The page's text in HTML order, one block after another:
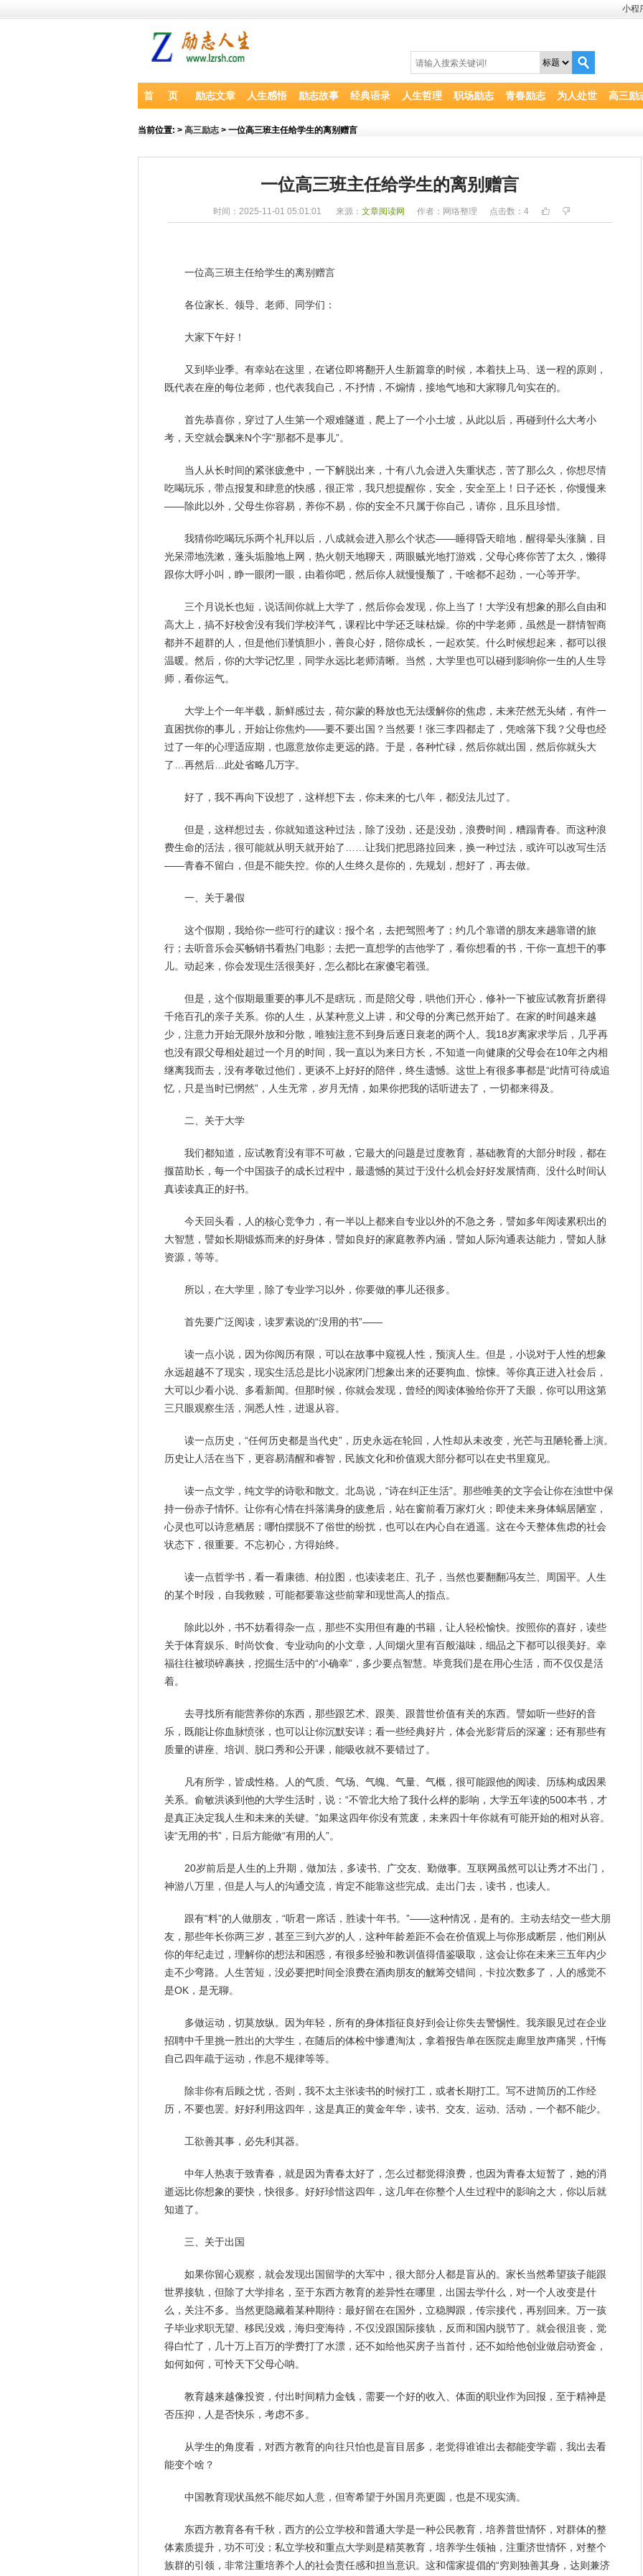
小程
首 页 励志文章 人生感悟 励志故事 经典语录 人生哲理 职场励志 青春励志 为人处世 高三励
当前位置: > 高三励志> 一位高三班主任给学生的离别赠言
一位高三班主任给学生的离别赠言
时间：2025-11-01 05:01:01 来源： 文章阅读网 作者：网络整理 点击数： 4
一位高三班主任给学生的离别 赠言
各位家长、 领导 老师 、同学们：
大家下午好！
又到毕业季。有幸站在这里，在诸位即将翻开人生新篇章的时候，本着扶上马、送一程的原则，
既代表在座的每位老师，也代表我自己，不抒情，不煽情，接地气地和大家聊几句实在的。
首先恭喜你，穿过了人生第一个艰难隧道，爬上了一个小土坡，从此以后，再碰到什么大考小
考，天空就会飘来N个字“那都不是事儿”。
当人从长时间的紧张疲惫中，一下解脱出来，十有八九会进入失重状态，苦了那么久，你想尽情
吃喝玩乐，带点报复和肆意的快感，很正常，我只想提醒你，安全，安全至上！日子还长，你慢慢来
——除此以外， 父母生你容易，养你不易，你的安全不只属于你自己，请你，且乐且 珍惜。
我猜你吃喝玩乐两个礼拜以后，八成就会进入那么个状态——睡得昏天暗地，醒得晕头涨脑，目
光呆滞地洗漱，蓬头垢脸地上网，热火朝天地聊天，两眼贼光地打游戏，父母心疼你苦了太久，懒得
跟你大呼小叫，睁一眼闭一眼，由着你吧，然后你人就慢慢颓了，干啥都不起劲，一心等开学。
三个月说长也短，说话间你就上大学了，然后你会发现，你上当了！大学没有想象的那么自由和
高大上，搞不好校舍没有我们学校洋气，课程比中学还乏味枯燥。你的中学老师，虽然是一群情智商
都并不超群的人，但是他们谨慎胆小， 善良心好，陪你成长，一起欢笑。什么时候想起来，都可以很
温暖。然后，你的大学记忆里，同学永远比老师清晰。当然，大学里也可以碰到影响你一生的人生导
师，看你运气。
大学上个一年半载，新鲜感过去，荷尔蒙的释放也无法缓解你的焦虑，未来茫然无头绪，有件一
直困扰你的事儿，开始让你焦灼——要不要出国？当然要！张三李四都走了，凭啥落下我？父母也经
过了一年的心理适应期，也愿意放你走更远的路。于是，各种忙碌，然后你就出国，然后你就头大
了…再然后…此处省略几万字。
好了，我不再向下设想了，这样想下去，你未来的七八年，都没法儿过了。
但是，这样想过去，你就知道这种过法，除了没劲，还是没劲，浪费时间，糟蹋青春。而这种浪
费生命的活法，很可能就从明天就开始了……让我们把思路拉回来，换一种过法，或许可以改写生活
——青春不留白，但是不能失控。你的人生终久是你的，先规划 ，想好了，再去做。
一、关于暑假
这个假期，我给你一些可行的建议：报个名，去把驾照考了；约几个靠谱的朋友来趟靠谱的旅
行；去听音乐会买畅销书看热门电影；去把一直想学的吉他学了，看你想看的书，干你一直想干的事
儿。动起来，你会发现生活很美好，怎么都比在家傻宅着强。
但是，这个假期最重要的事儿不是瞎玩，而是陪父母，哄他们开心 ，修补一下被应试教育折磨得
千疮百孔的亲子关系。你的人生，从某种意义上讲，和父母的分离已然开始了。在家的时间越来越
少，注意力开始无限外放和分散，唯独注意不到身后逐日衰老的两个人。我18岁离家求学后，几乎再
也没有跟父母相处超过一个月的时间，我一直以为来日方长，不知道一向健康的父母会在10年之内相
继离我而去，没有孝敬过他们，更谈不上好好的陪伴 ，终生遗憾。这世上有很多事都是“此情可待成追
忆，只是当时已惘然”，人生无常， 岁月无情 ，如果你把我的话听进去了，一切都来得及。
二、关于大学
我们都知道，应试教育没有罪不可赦，它最大的问题是过度教育，基础教育的大部分时段，都在
揠苗助长，每一个中国孩子的成长过程中，最遗憾的莫过于没什么机会好好发展情商 、没什么时间认
真读读真正的好书。
今天回头看，人的核心竞争力，有一半以上都来自专业以外的不急之务，譬如多年阅读累积出的
大智慧 ，譬如长期锻炼而来的好身体，譬如良好的家庭教养内涵，譬如人际沟通表达能力，譬如人脉
资源，等等。
所以，在大学里，除了专业学习 以外，你要做的事儿还很多。
首先要广泛阅读，读罗素说的“没用的书”——
读一点小说，因为你阅历有限，可以在故事中窥视人性，预演人生。但是，小说对于人性的想象
永远超越不了现实，现实生活总是比小说家闭门想象出来的还要狗血、惊悚。等你真正进入社会后，
大可以少看小说、多看新闻。但那时候，你就会发现， 曾经的阅读体验给你开了天眼，你可以用这第
三只眼观察生活，洞悉人性，进退从容。
读一点历史，“任何历史都是当代史”，历史永远在轮回，人性却从未改变，光芒与丑陋轮番上演。
历史让人活在当下，更容易清醒和睿智，民族文化和价值观大部分都可以在史书里窥见。
读一点文学，纯文学的诗歌和散文。北岛说，“诗在纠正生活”。那些唯美的文字会让你在浊世中保
持一份赤子情怀。让你有心情在抖落满身的疲惫后，站在窗前看万家灯火；即使未来身体蜗居陋室，
心灵也可以诗意栖居；哪怕摆脱不了俗世的纷扰，也可以在内心自在逍遥。这在今天整体焦虑的社会
状态下，很重要。不忘初心，方得始终。
读一点哲学书，看一看康德、柏拉图，也读读老庄、孔子，当然也要翻翻冯友兰、周国平。人生
的某个时段，自我救赎，可能都要靠这些前辈和现世高人的指点。
除此以外，书不妨看得杂一点，那些不实用但有趣的书籍，让人轻松愉快。按照你的喜好，读些
关于体育娱乐、时尚饮食、专业动向的小文章，人间烟火里有百般滋味，细品之下都可以很美好。 幸
福往往被琐碎裹挟，挖掘生活中的“小确幸”，多少要点智慧。毕竟我们是在用心生活，而不仅仅是活
着。
去寻找所有能营养你的东西，那些跟艺术、跟美、跟普世价值有关的东西。譬如听一些好的音
乐，既能让你血脉愤张，也可以让你沉默安详；看一些经典好片，体会光影背后的深邃；还有那些有
质量的讲座、培训、脱口秀和公开课，能吸收就不要错过了。
凡有所学，皆成性格。人的气质、气场、气魄、气量、气概，很可能跟他的阅读、历练构成因果
关系。俞敏洪谈到他的大学生活时，说：“不管北大给了我什么样的影响，大学五年读的500本书，才
是真正决定我人生和未来的关键。”如果这四年你没有荒废，未来四十年你就有可能开始的相对从容。
读“无用的书”，日后方能做“有用的人”。
20岁前后是人生的上升期，做加法，多读书、广交友、勤做事。互联网虽然可以让秀才不出门，
神游八万里，但是人与人的沟通交流，肯定不能靠这些完成。走出门去，读书，也读人。
跟有“料”的人做朋友，“听君一席话，胜读十年书。”——这种情况，是有的。主动去结交一些大朋
友，那些年长你两三岁，甚至三到六岁的人，这种年龄差距不会在价值观上与你形成断层，他们刚从
你的年纪走过，理解你的想法和困惑，有很多经验和教训值得借鉴吸取，这会让你在未来三五年内少
走不少弯路。人生苦短，没必要把时间全浪费在酒肉朋友的觥筹交错间，卡拉次数多了，人的感觉不
是OK，是无聊。
多做运动，切莫放纵。因为年轻，所有的身体指征良好到会让你失去警惕性。我亲眼见过在企业
招聘中千里挑一胜出的大学生，在随后的体检中惨遭淘汰，拿着报告单在医院走廊里放声痛哭，忏悔
自己四年疏于运动，作息不规律等等。
除非你有后顾之忧，否则，我不太主张读书的时候打工，或者长期打工。写不进简历的工作经
历 ，不要也罢。好好利用这四年，这是真正的黄金年华，读书、交友、运动、活动，一个都不能少。
工欲善其事，必先利其器。
中年人热衷于致青春，就是因为青春太好了，怎么过都觉得浪费，也因为青春太短暂了，她的消
逝远比你想象的要快，快很多。好好珍惜这四年，这几年在你整个人生过程中的影响之大，你以后就
知道了。
三、关于出国
如果你留心观察，就会发现出国留学的大军中，很大部分人都是盲从的。家长当然希望孩子能跟
世界接轨，但除了大学排名，至于东西方教育的差异性在哪里，出国去学什么，对一个人改变是什
么，关注不多。当然更隐藏着某种期待 ：最好留在在国外，立稳脚跟，传宗接代，再别回来。万一孩
子毕业求职无望、移民没戏，海归变海待，不仅没跟国际接轨，反而和国内脱节了。就会很沮丧 ，觉
得白忙了，几十万上百万的学费打了水漂，还不如给他买房子当首付，还不如给他创业做启动资金，
如何如何，可怜天下父母心呐。
教育越来越像投资，付出时间精力金钱，需要一个好的收入、体面的职业作为回报，至于精神是
否压抑，人是否快乐 ，考虑不多。
从学生的角度看，对西方教育的向往只怕也是盲目居多，老觉得谁谁出去都能变学霸，我出去看
能变个啥？
中国教育现状虽然不能尽如人意，但寄希望于外国月亮更圆，也是不现实滴。
东西方教育各有千秋，西方的公立学校和普通大学是一种公民教育，培养普世情怀，对群体的整
体素质提升，功不可没；私立学校和重点大学则是精英教育，培养学生领袖，注重济世情怀，对整个
族群的引领，非常注重培养个人的社会责任感和担当意识。这和儒家提倡的“穷则独善其身，达则兼济